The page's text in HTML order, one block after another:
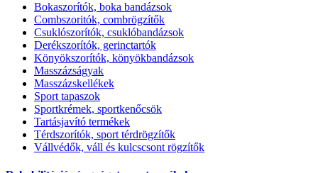
Bokaszorítók, boka bandázsok
Combszoritók, combrögzítők
Csuklószorítók, csuklóbandázsok
Derékszorítók, gerinctartók
Könyökszorítók, könyökbandázsok
Masszázságyak
Masszázskellékek
Sport tapaszok
Sportkrémek, sportkenőcsök
Tartásjavító termékek
Térdszorítók, sport térdrögzítők
Vállvédők, váll és kulcscsont rögzítők